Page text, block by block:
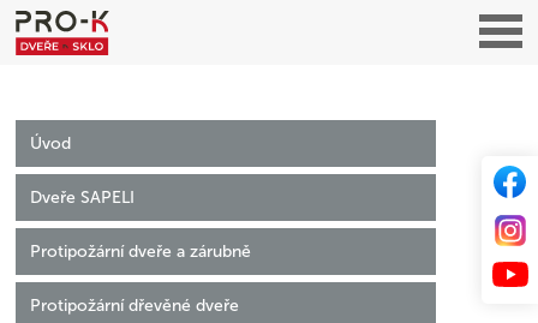
Úvod
Dveře SAPELI
Protipožární dveře a zárubně
Protipožární dřevěné dveře